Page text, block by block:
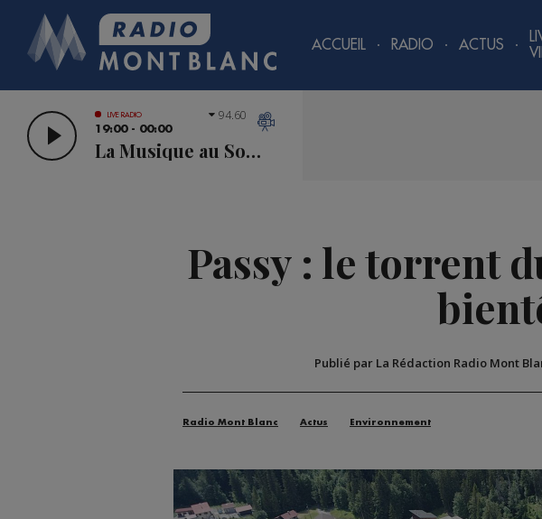
ACCUEIL RADIO ACTUS
LIVE RADIO
19:00 - 00:00
La Musique au Sommet
94.60
Passy : le torrent
Publié par La Rédaction Radio Mont
Radio Mont Blanc Actus Environnement